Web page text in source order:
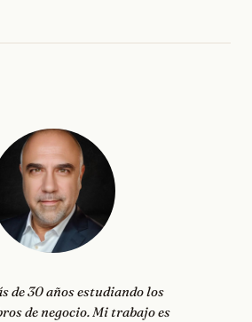
de 30 años estudiando los
de negocio. Mi trabajo es